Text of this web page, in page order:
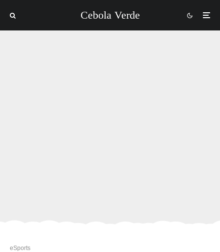
Cebola Verde
eSports